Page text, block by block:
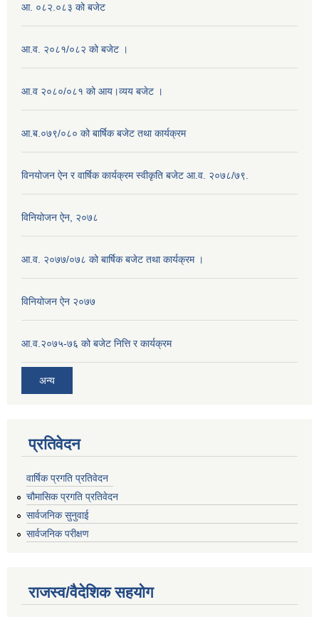
आ. ०८२.०८३ को बजेट
आ.व. २०८१/०८२ को बजेट ।
आ.व २०८०/०८१ को आय।व्यय बजेट ।
आ.ब.०७९/०८० को बार्षिक बजेट तथा कार्यक्रम
विनयोजन ऐन र वार्षिक कार्यक्रम स्वीकृति बजेट आ.व. २०७८/७९.
विनियोजन ऐन, २०७८
आ.व. २०७७/०७८ को बार्षिक बजेट तथा कार्यक्रम ।
विनियोजन ऐन २०७७
आ.व.२०७५-७६ को बजेट नित्ति र कार्यक्रम
अन्य
प्रतिवेदन
वार्षिक प्रगति प्रतिवेदन
चौमासिक प्रगति प्रतिवेदन
सार्वजनिक सुनुवाई
सार्वजनिक परीक्षण
राजस्व/वैदेशिक सहयोग